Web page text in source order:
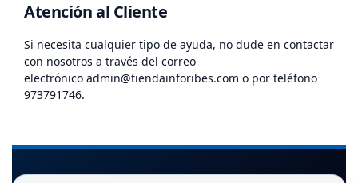
Atención al Cliente
Si necesita cualquier tipo de ayuda, no dude en contactar
con nosotros a través del correo
electrónico admin@tiendainforibes.com o por teléfono
973791746.